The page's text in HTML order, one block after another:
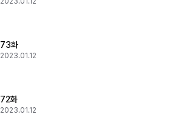
73화
2023.01.12
72화
2023.01.12